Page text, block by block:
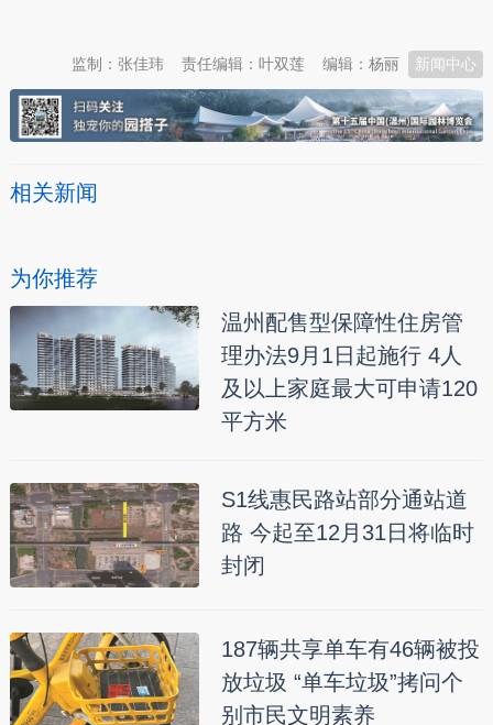
新闻中心
编辑：杨丽
责任编辑：叶双莲
监制：张佳玮
相关新闻
为你推荐
温州配售型保障性住房管
理办法9月1日起施行 4人
及以上家庭最大可申请120
平方米
S1线惠民路站部分通站道
路 今起至12月31日将临时
封闭
187辆共享单车有46辆被投
放垃圾 “单车垃圾”拷问个
别市民文明素养